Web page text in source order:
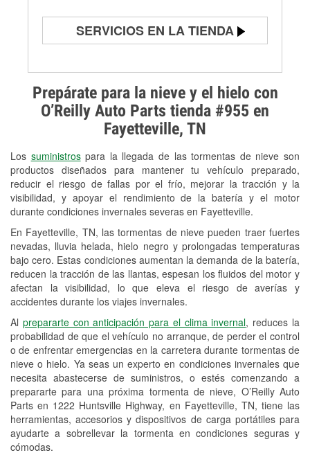
Prepárate para la nieve y el hielo con
O’Reilly Auto Parts tienda #955 en
Fayetteville, TN
Los suministrospara la llegada de las tormentas de nieve son
productos diseñados para mantener tu vehículo preparado,
reducir el riesgo de fallas por el frío, mejorar la tracción y la
visibilidad, y apoyar el rendimiento de la batería y el motor
durante condiciones invernales severas en Fayetteville.
En Fayetteville, TN, las tormentas de nieve pueden traer fuertes
nevadas, lluvia helada, hielo negro y prolongadas temperaturas
bajo cero. Estas condiciones aumentan la demanda de la batería,
reducen la tracción de las llantas, espesan los fluidos del motor y
afectan la visibilidad, lo que eleva el riesgo de averías y
accidentes durante los viajes invernales.
Al prepararte con anticipación para el clima invernal, reduces la
probabilidad de que el vehículo no arranque, de perder el control
o de enfrentar emergencias en la carretera durante tormentas de
nieve o hielo. Ya seas un experto en condiciones invernales que
necesita abastecerse de suministros, o estés comenzando a
prepararte para una próxima tormenta de nieve, O’Reilly Auto
Parts en 1222 Huntsville Highway, en Fayetteville, TN, tiene las
herramientas, accesorios y dispositivos de carga portátiles para
ayudarte a sobrellevar la tormenta en condiciones seguras y
cómodas.
SERVICIOS EN LA TIENDA
Prueba de alternadores y
arrancadores
Revisión de la luz "Check Engine"
Reciclaje de baterías y aceite
Instalación de bombillas de faros
Instalación de limpiaparabrisas
Programa de Préstamo de
Herramientas
Mezcla de pinturas
Rectificación de tambores y discos de
freno
Mangueras hidráulicas a la medida
Snowstorm Supplies
Conoce más